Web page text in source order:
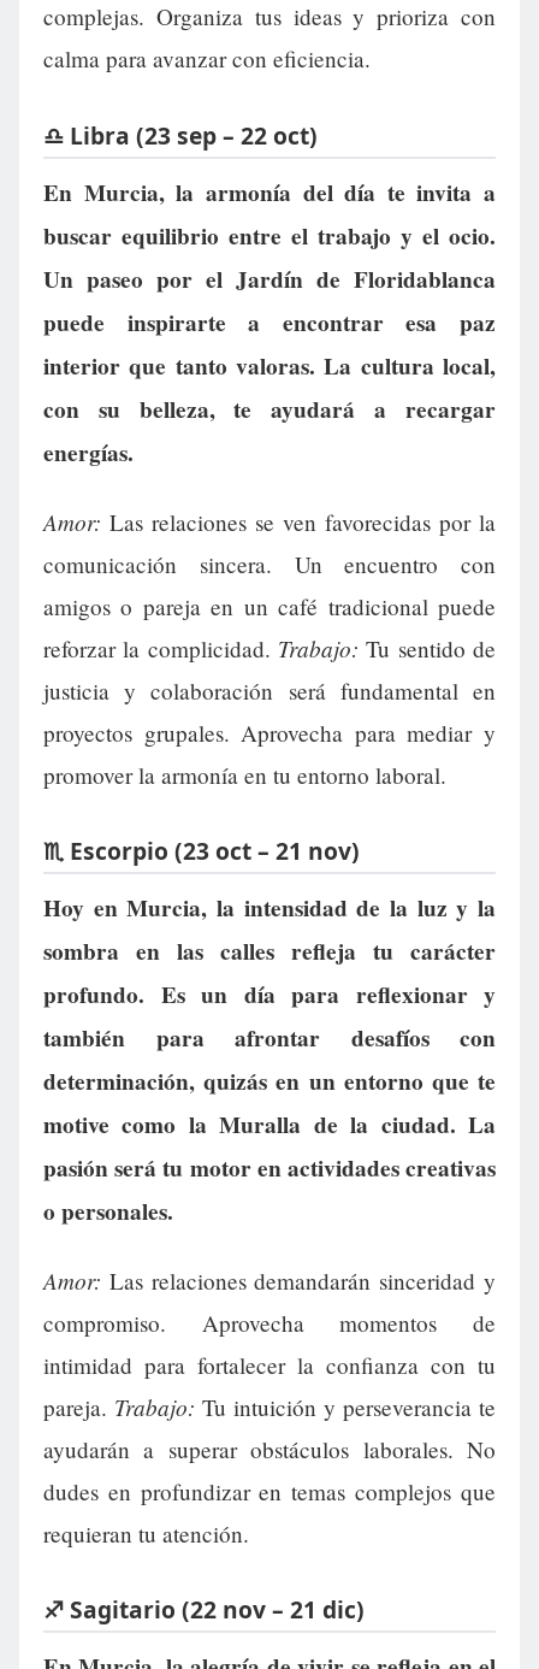
complejas. Organiza tus ideas y prioriza con
calma para avanzar con eficiencia.
♎ Libra (23 sep – 22 oct)
En Murcia, la armonía del día te invita a
buscar equilibrio entre el trabajo y el ocio.
Un paseo por el Jardín de Floridablanca
puede inspirarte a encontrar esa paz
interior que tanto valoras. La cultura local,
con su belleza, te ayudará a recargar
energías.
Amor: Las relaciones se ven favorecidas por la
comunicación sincera. Un encuentro con
amigos o pareja en un café tradicional puede
reforzar la complicidad. Trabajo: Tu sentido de
justicia y colaboración será fundamental en
proyectos grupales. Aprovecha para mediar y
promover la armonía en tu entorno laboral.
♏ Escorpio (23 oct – 21 nov)
Hoy en Murcia, la intensidad de la luz y la
sombra en las calles refleja tu carácter
profundo. Es un día para reflexionar y
también para afrontar desafíos con
determinación, quizás en un entorno que te
motive como la Muralla de la ciudad. La
pasión será tu motor en actividades creativas
o personales.
Amor: Las relaciones demandarán sinceridad y
compromiso. Aprovecha momentos de
intimidad para fortalecer la confianza con tu
pareja. Trabajo: Tu intuición y perseverancia te
ayudarán a superar obstáculos laborales. No
dudes en profundizar en temas complejos que
requieran tu atención.
♐ Sagitario (22 nov – 21 dic)